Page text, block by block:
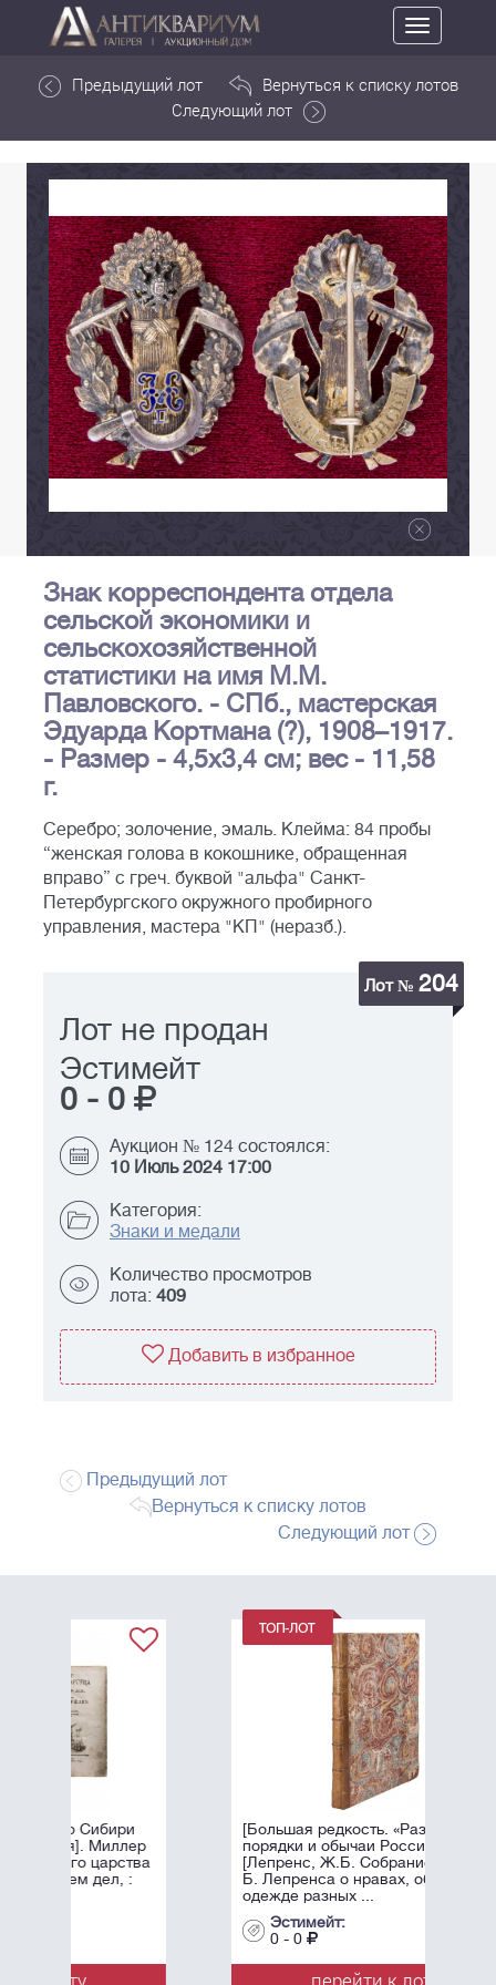
Toggle
navigation
Предыдущий лот
Вернуться к списку лотов
Следующий лот
Знак корреспондента отдела
сельской экономики и
сельскохозяйственной
статистики на имя М.М.
Павловского. - СПб., мастерская
Эдуарда Кортмана (?), 1908–1917.
- Размер - 4,5х3,4 см; вес - 11,58
г.
Серебро; золочение, эмаль. Клейма: 84 пробы
“женская голова в кокошнике, обращенная
вправо” с греч. буквой "альфа" Санкт-
Петербургского окружного пробирного
управления, мастера "КП" (неразб.).
Лот № 204
Лот не продан
Эстимейт
0 - 0
Аукцион № 124 состоялся:
10 Июль 2024 17:00
Категория:
Знаки и медали
Количество просмотров
лота: 409
Добавить в избранное
Предыдущий лот
Вернуться к списку лотов
Следующий лот
[Большая редкость. «Различные
порядки и обычаи России»].
[Лепренс, Ж.Б. Собрание работ Ж.
Б. Лепренса о нравах, обычаях и
одежде разных ...